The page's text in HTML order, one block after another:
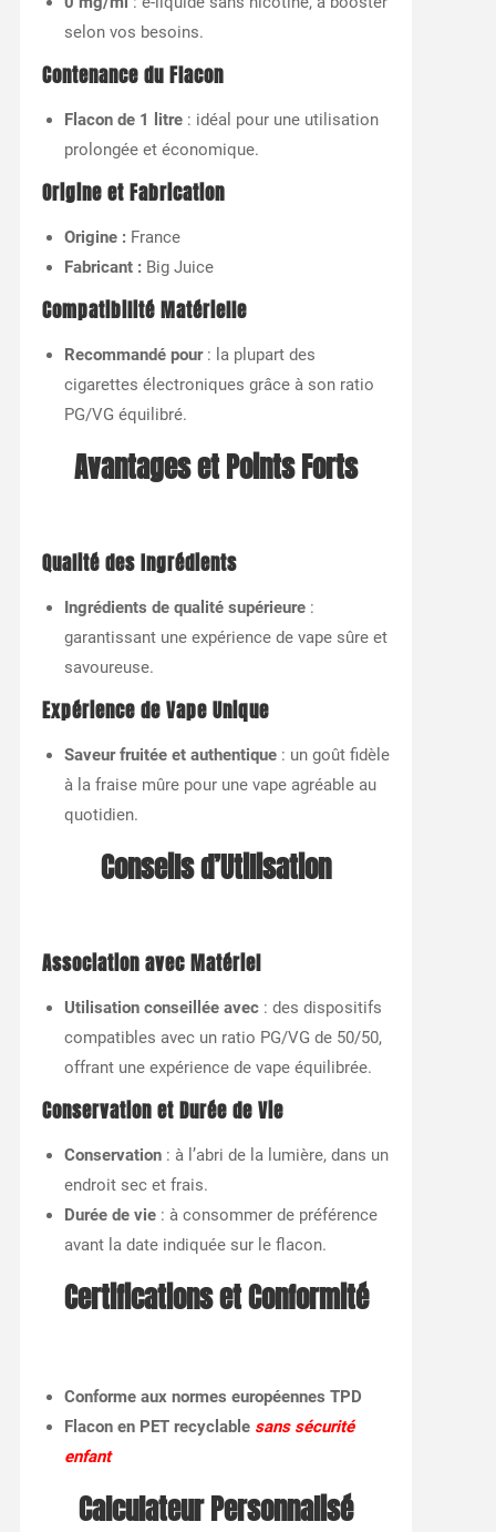
selon vos besoins.
Contenance du Flacon
Flacon de 1 litre: idéal pour une utilisation
prolongée et économique.
Origine et Fabrication
Origine :France
Fabricant :Big Juice
Compatibilité Matérielle
Recommandé pour: la plupart des
cigarettes électroniques grâce à son ratio
PG/VG équilibré.
Avantages et Points Forts
Qualité des Ingrédients
Ingrédients de qualité supérieure:
garantissant une expérience de vape sûre et
savoureuse.
Expérience de Vape Unique
Saveur fruitée et authentique: un goût fidèle
à la fraise mûre pour une vape agréable au
quotidien.
Conseils d’Utilisation
Association avec Matériel
Utilisation conseillée avec: des dispositifs
compatibles avec un ratio PG/VG de 50/50,
offrant une expérience de vape équilibrée.
Conservation et Durée de Vie
Conservation: à l’abri de la lumière, dans un
endroit sec et frais.
Durée de vie: à consommer de préférence
avant la date indiquée sur le flacon.
Certifications et Conformité
Conforme aux normes européennes TPD
Flacon en PET recyclable sans sécurité
enfant
Calculateur Personnalisé